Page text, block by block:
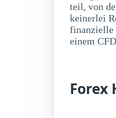
teil, von
keinerlei
finanzielle
einem
Forex